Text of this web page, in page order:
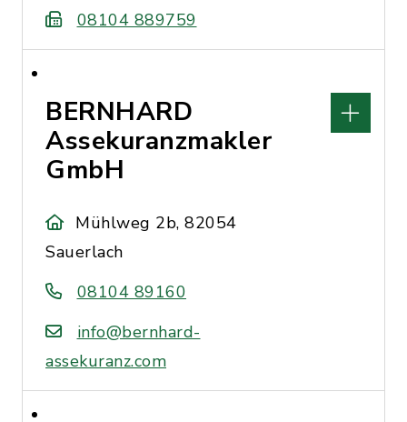
08104 889759
BERNHARD
Assekuranzmakler
GmbH
Mühlweg 2b, 82054
Sauerlach
08104 89160
info@bernhard-
assekuranz.com